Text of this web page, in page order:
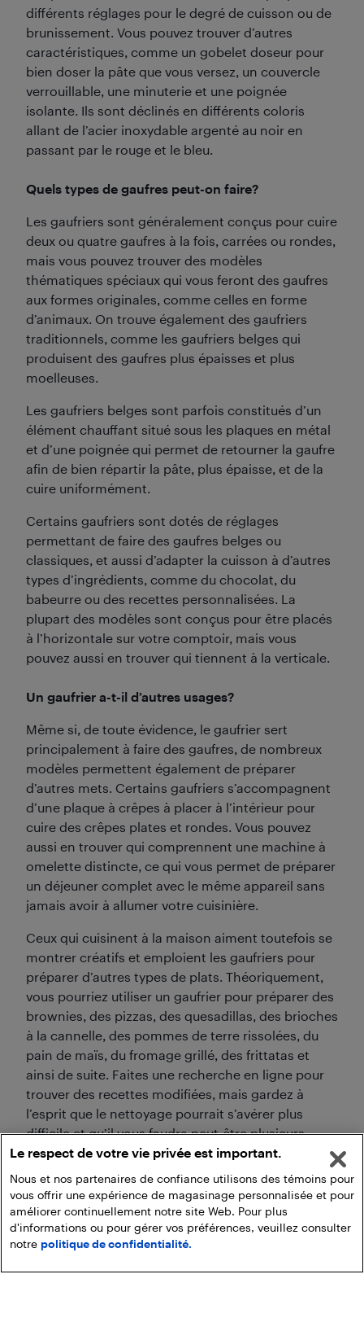
différents réglages pour le degré de cuisson ou de
brunissement. Vous pouvez trouver d’autres
caractéristiques, comme un gobelet doseur pour
bien doser la pâte que vous versez, un couvercle
verrouillable, une minuterie et une poignée
isolante. Ils sont déclinés en différents coloris
allant de l’acier inoxydable argenté au noir en
passant par le rouge et le bleu.
Quels types de gaufres peut-on faire?
Les gaufriers sont généralement conçus pour cuire
deux ou quatre gaufres à la fois, carrées ou rondes,
mais vous pouvez trouver des modèles
thématiques spéciaux qui vous feront des gaufres
aux formes originales, comme celles en forme
d’animaux. On trouve également des gaufriers
traditionnels, comme les gaufriers belges qui
produisent des gaufres plus épaisses et plus
moelleuses.
Les gaufriers belges sont parfois constitués d’un
élément chauffant situé sous les plaques en métal
et d’une poignée qui permet de retourner la gaufre
afin de bien répartir la pâte, plus épaisse, et de la
cuire uniformément.
Certains gaufriers sont dotés de réglages
permettant de faire des gaufres belges ou
classiques, et aussi d’adapter la cuisson à d’autres
types d’ingrédients, comme du chocolat, du
babeurre ou des recettes personnalisées. La
plupart des modèles sont conçus pour être placés
à l’horizontale sur votre comptoir, mais vous
pouvez aussi en trouver qui tiennent à la verticale.
Un gaufrier a-t-il d’autres usages?
Même si, de toute évidence, le gaufrier sert
principalement à faire des gaufres, de nombreux
modèles permettent également de préparer
d’autres mets. Certains gaufriers s’accompagnent
d’une plaque à crêpes à placer à l’intérieur pour
cuire des crêpes plates et rondes. Vous pouvez
aussi en trouver qui comprennent une machine à
omelette distincte, ce qui vous permet de préparer
un déjeuner complet avec le même appareil sans
jamais avoir à allumer votre cuisinière.
Ceux qui cuisinent à la maison aiment toutefois se
montrer créatifs et emploient les gaufriers pour
préparer d’autres types de plats. Théoriquement,
vous pourriez utiliser un gaufrier pour préparer des
brownies, des pizzas, des quesadillas, des brioches
à la cannelle, des pommes de terre rissolées, du
pain de maïs, du fromage grillé, des frittatas et
ainsi de suite. Faites une recherche en ligne pour
trouver des recettes modifiées, mais gardez à
l’esprit que le nettoyage pourrait s’avérer plus
difficile et qu’il vous faudra peut-être plusieurs
tentatives avant de réussir une recette cuite à la
perfection.
Le respect de votre vie privée est important.
Nous et nos partenaires de confiance utilisons des témoins pour
vous offrir une expérience de magasinage personnalisée et pour
améliorer continuellement notre site Web. Pour plus
d'informations ou pour gérer vos préférences, veuillez consulter
notre politique de confidentialité.